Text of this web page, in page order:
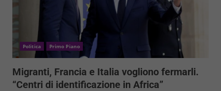
Politica Primo Piano
Migranti, Francia e Italia vogliono fermarli.
“Centri di identificazione in Africa”